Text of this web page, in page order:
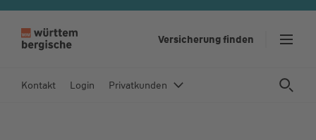
ri
Versicherung finden
Kontakt Login Privatkunden